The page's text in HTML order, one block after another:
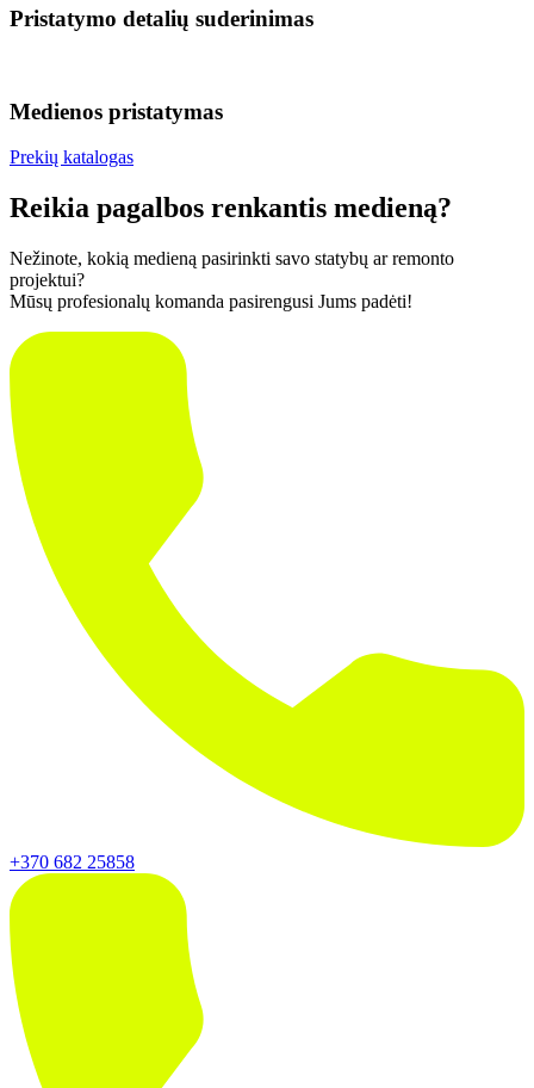
Pristatymo detalių suderinimas
Medienos pristatymas
Prekių katalogas
Reikia pagalbos renkantis medieną?
Nežinote, kokią medieną pasirinkti savo statybų ar remonto
projektui?
Mūsų profesionalų komanda pasirengusi Jums padėti!
+370 682 25858